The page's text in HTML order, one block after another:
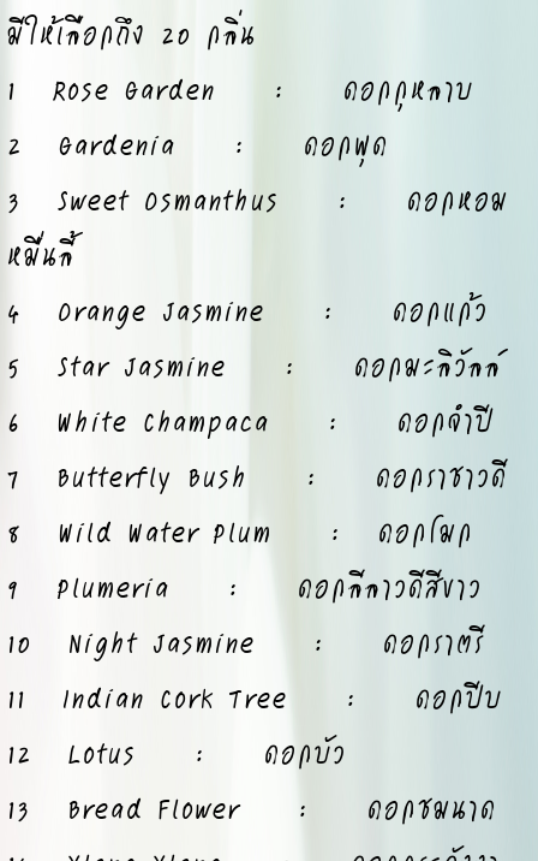
มีให้เลือกถึง 20 กลิ่น
1 Rose Garden : ดอกกุหลาบ
2 Gardenia : ดอกพุด
3 Sweet Osmanthus : ดอกหอม
หมื่นลี้
4 Orange Jasmine : ดอกแก้ว
5 Star Jasmine : ดอกมะลิวัลล์
6 White Champaca : ดอกจำปี
7 Butterfly Bush : ดอกราชาวดี
8 Wild Water Plum : ดอกโมก
9 Plumeria : ดอกลีลาวดีสีขาว
10 Night Jasmine : ดอกราตรี
11 Indian Cork Tree : ดอกปีบ
12 Lotus : ดอกบัว
13 Bread Flower : ดอกชมนาด